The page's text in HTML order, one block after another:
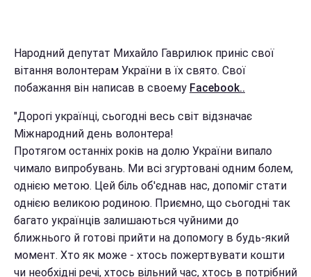
Народний депутат Михайло Гаврилюк приніс свої
вітання волонтерам України в їх свято. Свої
побажання він написав в своему Facebook..
"Дорогі українці, сьогодні весь світ відзначає
Міжнародний день волонтера!
Протягом останніх років на долю України випало
чимало випробувань. Ми всі згуртовані одним болем,
однією метою. Цей біль об'єднав нас, допоміг стати
однією великою родиною. Приємно, що сьогодні так
багато українців залишаються чуйними до
ближнього й готові прийти на допомогу в будь-який
момент. Хто як може - хтось пожертвувати кошти
чи необхідні речі, хтось вільний час, хтось в потрібний